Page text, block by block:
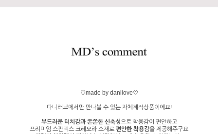
♡made by danilove♡
다니러브에서만 만나볼 수 있는 자체제작상품이에요!
부드러운 터치감과 쫀쫀한 신축성으로 착용감이 편안하고
프리미엄 스판덱스 크레오라 소재로 편안한 착용감을 제공해주구요